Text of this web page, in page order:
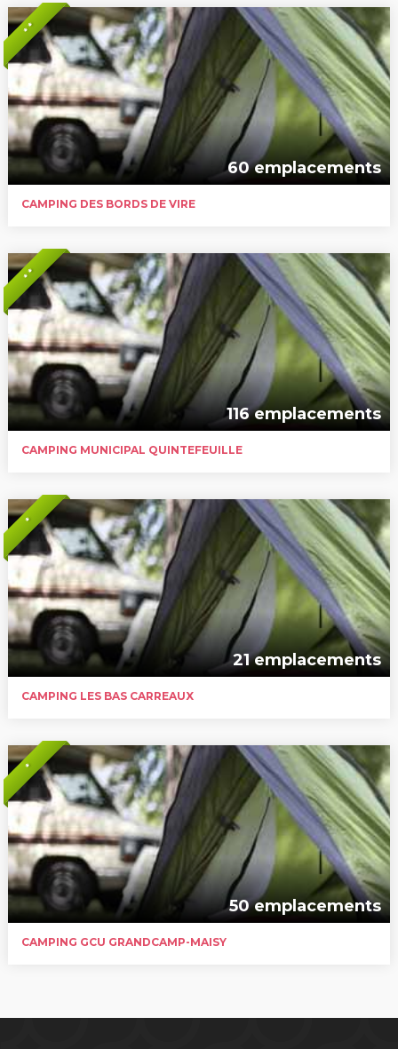
* *
60 emplacements
CAMPING DES BORDS DE VIRE
* *
116 emplacements
CAMPING MUNICIPAL QUINTEFEUILLE
*
21 emplacements
CAMPING LES BAS CARREAUX
*
50 emplacements
CAMPING GCU GRANDCAMP-MAISY